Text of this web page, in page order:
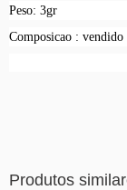
Peso: 3gr
Composicao :
Produtos